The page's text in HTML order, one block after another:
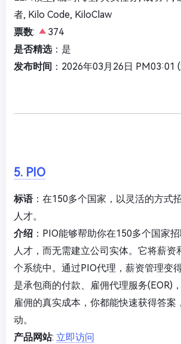
者, Kilo Code, KiloClaw
票数:
374
是否精选：是
发布时间 ：2026年03月26日 PM03:01
5. PIO
标语：在150多个国家，以灵活的方式
人才。
介绍 ：PIO能够帮助你在150多个国家
人才，而无需建立公司实体。它将薪资
个系统中。通过PIO代理，薪资管理变
是承包商的付款、雇佣代理服务(EOR)
雇佣的真实成本，你都能快速获得答案
动。
产品网站: 立即访问